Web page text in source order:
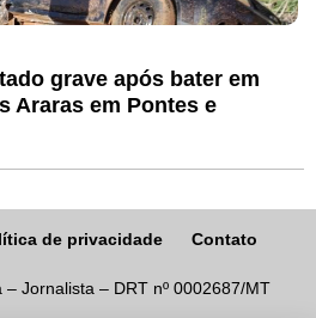
grave após bater em
Araras em Pontes e
de privacidade Contato
– Jornalista – DRT nº 0002687/MT